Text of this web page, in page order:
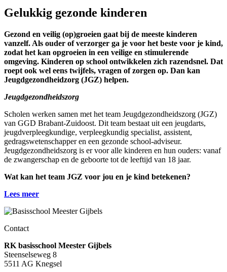
Gelukkig gezonde kinderen
Gezond en veilig (op)groeien gaat bij de meeste kinderen
vanzelf. Als ouder of verzorger ga je voor het beste voor je kind,
zodat het kan opgroeien in een veilige en stimulerende
omgeving. Kinderen op school ontwikkelen zich razendsnel. Dat
roept ook wel eens twijfels, vragen of zorgen op. Dan kan
Jeugdgezondheidzorg (JGZ) helpen.
Jeugdgezondheidszorg
Scholen werken samen met het team Jeugdgezondheidszorg (JGZ)
van GGD Brabant-Zuidoost. Dit team bestaat uit een jeugdarts,
jeugdverpleegkundige, verpleegkundig specialist, assistent,
gedragswetenschapper en een gezonde school-adviseur.
Jeugdgezondheidszorg is er voor alle kinderen en hun ouders: vanaf
de zwangerschap en de geboorte tot de leeftijd van 18 jaar.
Wat kan het team JGZ voor jou en je kind betekenen?
Lees meer
Contact
RK basisschool Meester Gijbels
Steenselseweg 8
5511 AG Knegsel